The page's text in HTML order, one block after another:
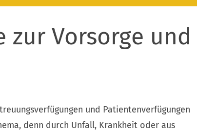
zur Vorsorge
und Patientenverfügungen
denn durch Unfall, Krankheit oder aus